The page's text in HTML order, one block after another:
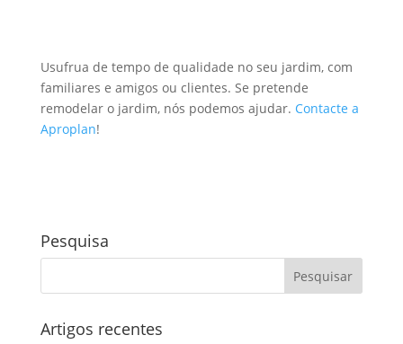
Usufrua de tempo de qualidade no seu jardim, com
familiares e amigos ou clientes. Se pretende
remodelar o jardim, nós podemos ajudar. Contacte a
Aproplan!
Pesquisa
Artigos recentes